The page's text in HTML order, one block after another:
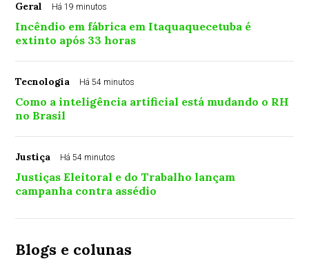
Geral Há 19 minutos
Incêndio em fábrica em Itaquaquecetuba é
extinto após 33 horas
Tecnologia Há 54 minutos
Como a inteligência artificial está mudando o RH
no Brasil
Justiça Há 54 minutos
Justiças Eleitoral e do Trabalho lançam
campanha contra assédio
Blogs e colunas